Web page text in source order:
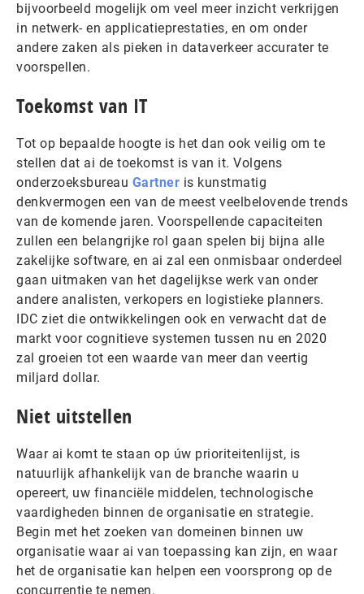
bijvoorbeeld mogelijk om veel meer inzicht verkrijgen
in netwerk- en applicatieprestaties, en om onder
andere zaken als pieken in dataverkeer accurater te
voorspellen.
Toekomst van IT
Tot op bepaalde hoogte is het dan ook veilig om te
stellen dat ai de toekomst is van it. Volgens
onderzoeksbureau Gartner is kunstmatig
denkvermogen een van de meest veelbelovende trends
van de komende jaren. Voorspellende capaciteiten
zullen een belangrijke rol gaan spelen bij bijna alle
zakelijke software, en ai zal een onmisbaar onderdeel
gaan uitmaken van het dagelijkse werk van onder
andere analisten, verkopers en logistieke planners.
IDC ziet die ontwikkelingen ook en verwacht dat de
markt voor cognitieve systemen tussen nu en 2020
zal groeien tot een waarde van meer dan veertig
miljard dollar.
Niet uitstellen
Waar ai komt te staan op úw prioriteitenlijst, is
natuurlijk afhankelijk van de branche waarin u
opereert, uw financiële middelen, technologische
vaardigheden binnen de organisatie en strategie.
Begin met het zoeken van domeinen binnen uw
organisatie waar ai van toepassing kan zijn, en waar
het de organisatie kan helpen een voorsprong op de
concurrentie te nemen.